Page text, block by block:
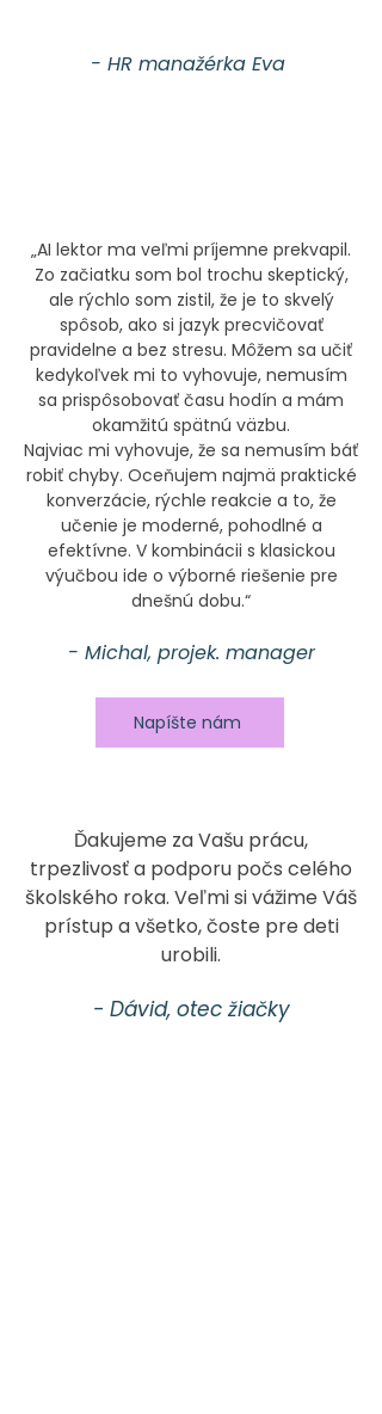
- HR manažérka Eva
„AI lektor ma veľmi príjemne prekvapil.
Zo začiatku som bol trochu skeptický,
ale rýchlo som zistil, že je to skvelý
spôsob, ako si jazyk precvičovať
pravidelne a bez stresu. Môžem sa učiť
kedykoľvek mi to vyhovuje, nemusím
sa prispôsobovať času hodín a mám
okamžitú spätnú väzbu.
Najviac mi vyhovuje, že sa nemusím báť
robiť chyby. Oceňujem najmä praktické
konverzácie, rýchle reakcie a to, že
učenie je moderné, pohodlné a
efektívne. V kombinácii s klasickou
výučbou ide o výborné riešenie pre
dnešnú dobu.“
- Michal, projek. manager
Ďakujeme za Vašu prácu,
trpezlivosť a podporu počs celého
školského roka. Veľmi si vážime Váš
prístup a všetko, čoste pre deti
urobili.
- Dávid, otec žiačky
Napíšte nám